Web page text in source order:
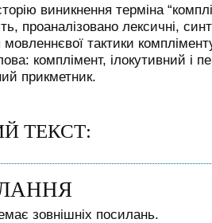
виникнення терміна
проаналізовано лексичні,
тактики
комплімент, ілокутивний і
прикметник.
ТЕКСТ:
зовнішніх посилань.